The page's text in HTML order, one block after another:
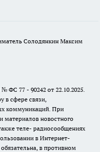
Солодянкин Максим
77 - 90242 от 22.10.2025.
в сфере связи,
коммуникаций. При
материалов новостного
теле- радиосообщениях
в Интернет-
в противном